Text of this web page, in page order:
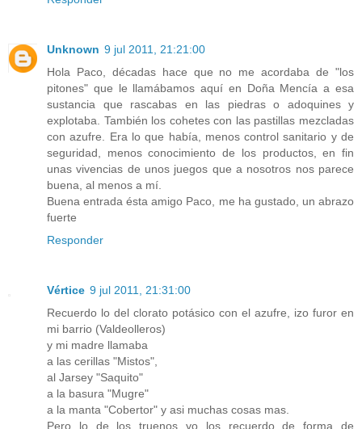
Unknown 9 jul 2011, 21:21:00
Hola Paco, décadas hace que no me acordaba de "los
pitones" que le llamábamos aquí en Doña Mencía a esa
sustancia que rascabas en las piedras o adoquines y
explotaba. También los cohetes con las pastillas mezcladas
con azufre. Era lo que había, menos control sanitario y de
seguridad, menos conocimiento de los productos, en fin
unas vivencias de unos juegos que a nosotros nos parece
buena, al menos a mí.
Buena entrada ésta amigo Paco, me ha gustado, un abrazo
fuerte
Responder
Vértice 9 jul 2011, 21:31:00
Recuerdo lo del clorato potásico con el azufre, izo furor en
mi barrio (Valdeolleros)
y mi madre llamaba
a las cerillas "Mistos",
al Jarsey "Saquito"
a la basura "Mugre"
a la manta "Cobertor" y asi muchas cosas mas.
Pero lo de los truenos yo los recuerdo de forma de